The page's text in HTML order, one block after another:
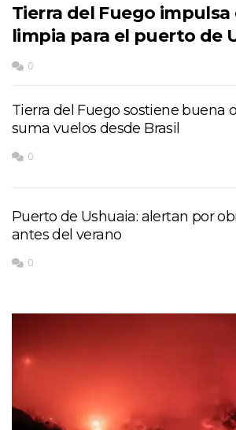
Tierra del Fuego
limpia para el puerto de
0
Tierra del Fuego sostiene buena
suma vuelos desde Brasil
0
Puerto de Ushuaia: alertan por
antes del verano
0